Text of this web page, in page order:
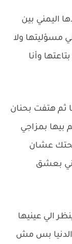
اليمني بين
مسؤليتها ولا
وأنا
ثم هتفت بحنان
بيها بمزاجي
عشان
بعشق
الي عينيها
بس مش